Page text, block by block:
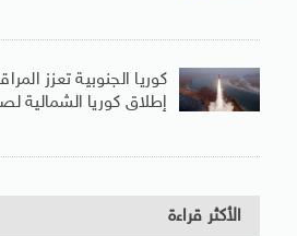
كوريا الجنوبية تعزز
إطلاق كوريا الشمالية
الأكثر قراءة